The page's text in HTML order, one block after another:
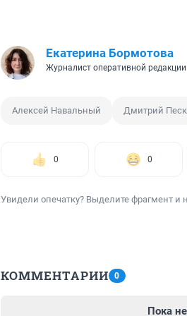
Екатерина Бормотова
Журналист оперативной редакции
Алексей Навальный Дмитрий
0 0
Увидели опечатку? Выделите фрагмент и
КОММЕНТАРИИ 0
Пока